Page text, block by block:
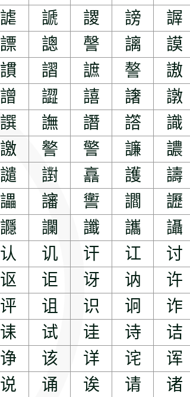
謔 謕 謖 謗 謘
謤 謥 謦 謧 謨
謴 謵 謶 謷 謸
譄 譅 譆 譇 譈
譔 譕 譖 譗 識
譤 譥 警 譧 譨
譴 譵 譶 護 譸
讄 讅 讆 讇 讈
讔 讕 讖 讗 讘
认 讥 讦 讧 讨
讴 讵 讶 讷 许
评 诅 识 诇 诈
诔 试 诖 诗 诘
诤 该 详 诧 诨
说 诵 诶 请 诸